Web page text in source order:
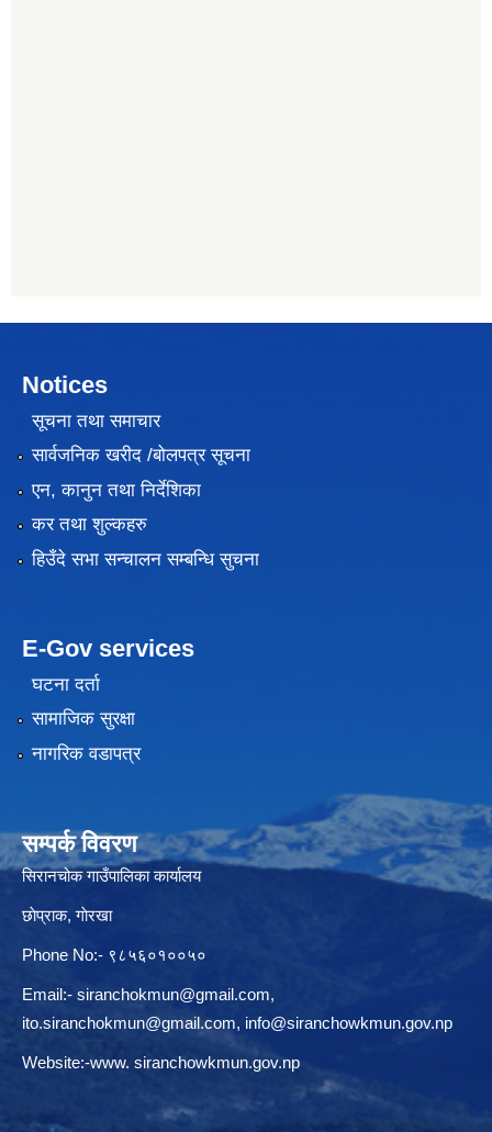
Notices
सूचना तथा समाचार
सार्वजनिक खरीद /बोलपत्र सूचना
एन, कानुन तथा निर्देशिका
कर तथा शुल्कहरु
हिउँदे सभा सन्चालन सम्बन्धि सुचना
E-Gov services
घटना दर्ता
सामाजिक सुरक्षा
नागरिक वडापत्र
सम्पर्क विवरण
सिरानचोक गाउँपालिका कार्यालय
छाेप्राक, गाेरखा
Phone No:- ९८५६०१००५०
Email:- siranchokmun@gmail.com,
ito.siranchokmun@gmail.com, info@siranchowkmun.gov.np
Website:-www. siranchowkmun.gov.np